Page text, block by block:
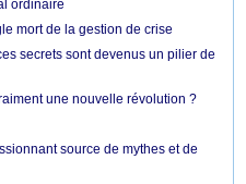
ordinaire
mort de la gestion de crise
secrets sont devenus un pilier de
une nouvelle révolution ?
source de mythes et de